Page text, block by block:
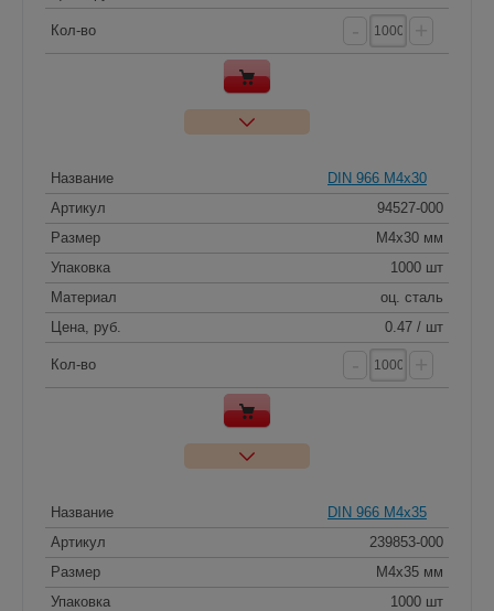
Кол-во
Название
DIN 966 M4x30
Артикул
94527-000
Размер
M4x30 мм
Упаковка
1000 шт
Материал
оц. сталь
Цена, руб.
0.47 / шт
Кол-во
Название
DIN 966 M4x35
Артикул
239853-000
Размер
M4x35 мм
Упаковка
1000 шт